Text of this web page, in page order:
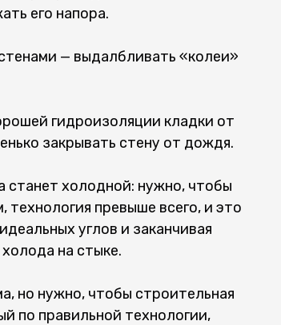
его напора.
— выдалбливать «колеи»
гидроизоляции кладки от
закрывать стену от дождя.
станет холодной: нужно, чтобы
превыше всего, и это
углов и заканчивая
на стыке.
но нужно, чтобы строительная
по правильной технологии,